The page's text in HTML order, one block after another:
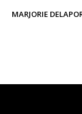
MARJORIE